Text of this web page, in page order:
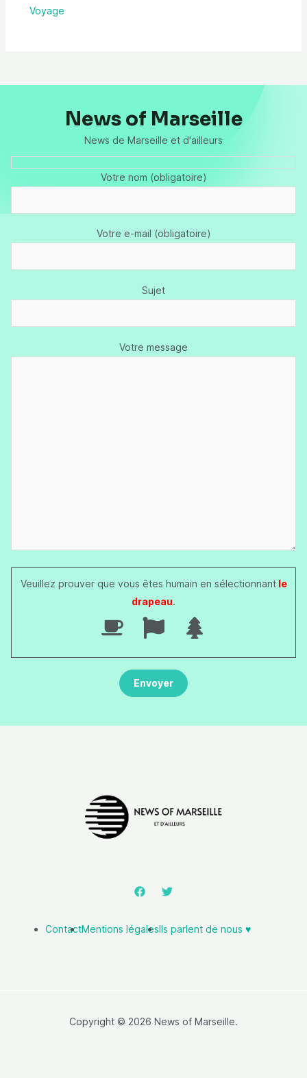
Voyage
News of Marseille
News de Marseille et d'ailleurs
Votre nom (obligatoire)
Votre e-mail (obligatoire)
Sujet
Votre message
Veuillez prouver que vous êtes humain en sélectionnantle
drapeau.
ContactMentions légalesIls parlent de nous ♥️
Copyright © 2026 News of Marseille.